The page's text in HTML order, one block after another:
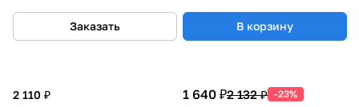
В корзину
2 110 ₽ 1 640 ₽2 132 ₽ -23%
Заказать